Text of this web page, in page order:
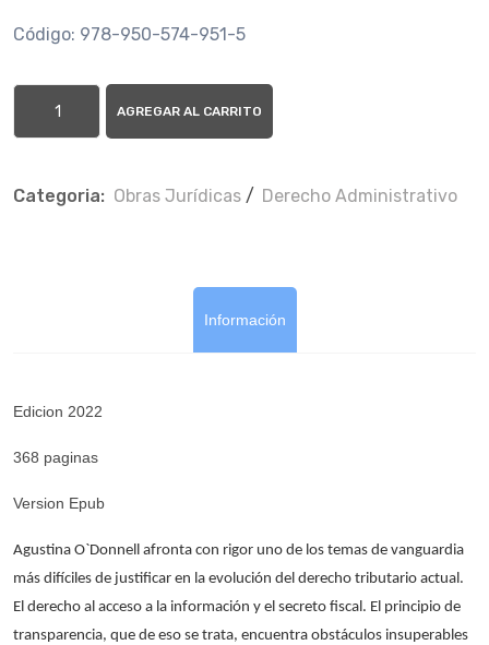
Código: 978-950-574-951-5
AGREGAR AL CARRITO
Categoria: Obras Jurí­dicas / Derecho Administrativo
Información
Edicion 2022
368 paginas
Version Epub
Agustina O`Donnell afronta con rigor uno de los temas de vanguardia
más difíciles de justificar en la evolución del derecho tributario actual.
El derecho al acceso a la información y el secreto fiscal. El principio de
transparencia, que de eso se trata, encuentra obstáculos insuperables